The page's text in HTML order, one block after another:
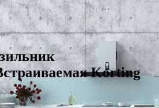
Korting